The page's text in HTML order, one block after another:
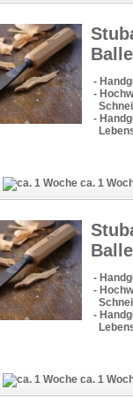
-
-
-
ca. 1
-
-
-
ca. 1